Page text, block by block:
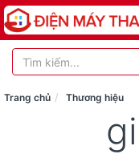
Trang chủ Thương hiệu